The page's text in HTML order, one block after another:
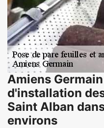
Amiens
d'installation
Saint Alban
environs